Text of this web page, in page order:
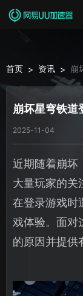
首页 > 资讯 > 崩
崩坏星穹铁道
2025-11-04
近期随着崩坏
大量玩家的关
在登录游戏时
戏体验。面对
的原因并提供